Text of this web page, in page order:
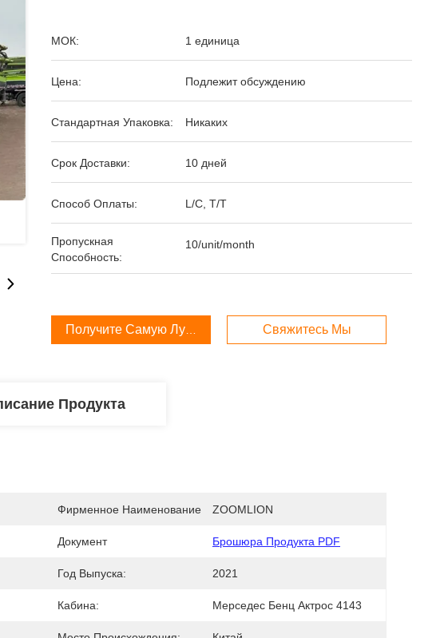
МОК: 1 единица
Цена: Подлежит обсуждению
Стандартная Упаковка: Никаких
Срок Доставки: 10 дней
Способ Оплаты: L/C, T/T
Пропускная
Способность:
10/unit/month
Получите Самую Лучшую Цену Свяжитесь Мы
Продукта
Фирменное Наименование ZOOMLION
Документ Брошюра Продукта PDF
Год Выпуска: 2021
Кабина: Мерседес Бенц Актрос 4143